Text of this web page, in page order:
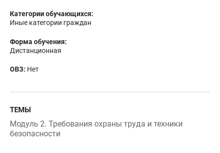
Иные категории граждан
Дистанционная
Модуль 2. Требования охраны труда и техники
безопасности